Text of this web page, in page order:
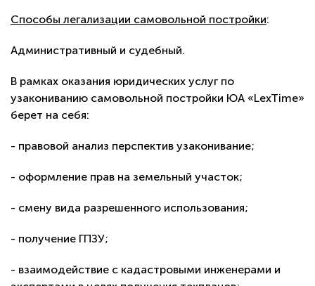
Способы легализации самовольной постройки:
Административный и судебный.
В рамках оказания юридических услуг по
узакониванию самовольной постройки ЮА «LexTime»
берет на себя:
- правовой анализ перспектив узаконивание;
- оформление прав на земельный участок;
- смену вида разрешенного использования;
- получение ГПЗУ;
- взаимодействие с кадастровыми инженерами и